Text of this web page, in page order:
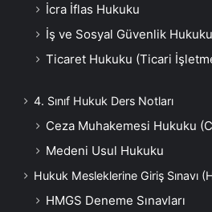
İcra İflas Hukuku
İş ve Sosyal Güvenlik Hukuku
Ticaret Hukuku (Ticari
4. Sınıf Hukuk Ders Notları
Ceza Muhakemesi Hukuku
Medeni Usul Hukuku
Hukuk Mesleklerine Giriş Sınavı
HMGS Deneme Sınavları